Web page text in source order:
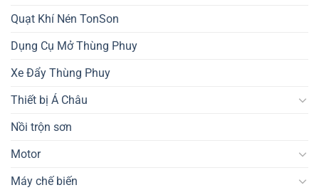
Quạt Khí Nén TonSon
Dụng Cụ Mở Thùng Phuy
Xe Đẩy Thùng Phuy
Thiết bị Á Châu
Nồi trộn sơn
Motor
Máy chế biến